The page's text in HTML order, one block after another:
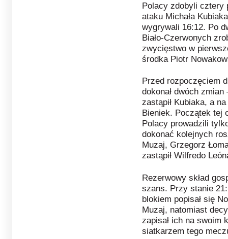
Polacy zdobyli cztery
ataku Michała
wygrywali 16:12. Po
Biało-Czerwonych
zwycięstwo w
środka Piotr
Przed rozpoczęciem
dokonał dwóch
zastąpił Kubiaka, a
Bieniek. Początek tej
Polacy prowadzili
dokonać kolejnych
Muzaj, Grzegorz
zastąpił Wilfredo
Rezerwowy skład
szans. Przy stanie
blokiem popisał się
Muzaj, natomiast
zapisał ich na swoim
siatkarzem tego